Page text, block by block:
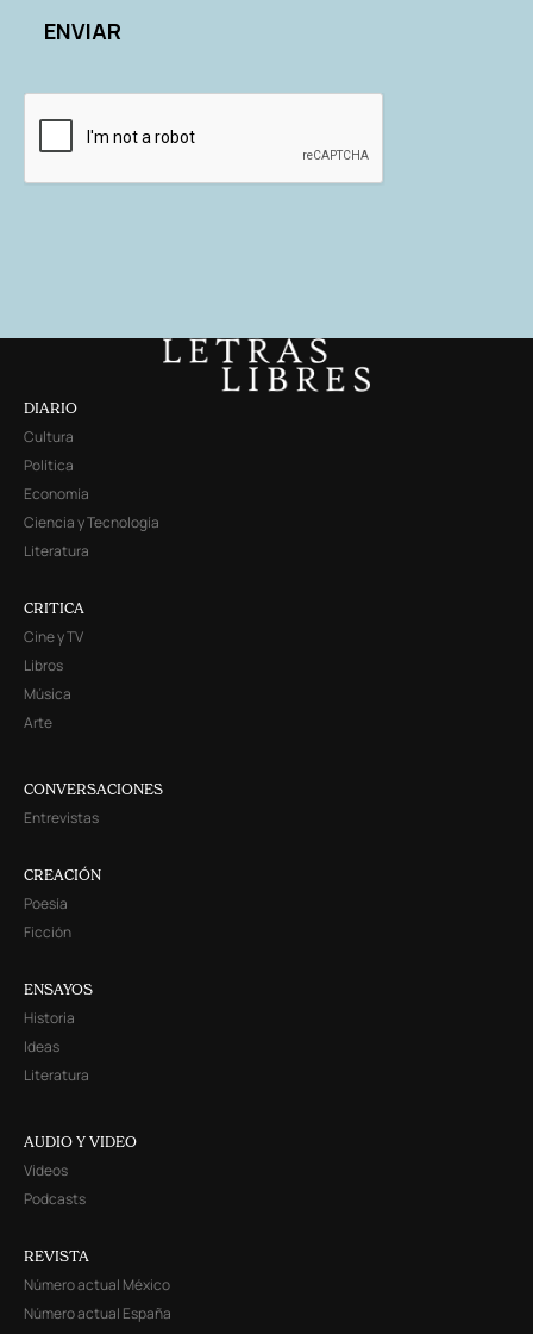
DIARIO
Cultura
Política
Economía
Ciencia y Tecnología
Literatura
CRITICA
Cine y TV
Libros
Música
Arte
CONVERSACIONES
Entrevistas
CREACIÓN
Poesía
Ficción
ENSAYOS
Historia
Ideas
Literatura
AUDIO Y VIDEO
Videos
Podcasts
REVISTA
Número actual México
Número actual España